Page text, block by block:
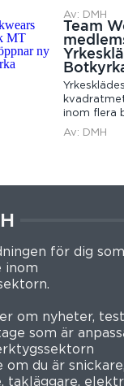
Av: DMH
Team
inom flera
Av: DMH
för dig
inom
om nyheter,
som är
om du är snickare,
takläggare,